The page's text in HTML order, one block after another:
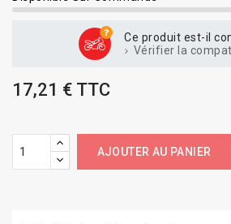
Ce produit est-il
Vérifier la
17,21 € TTC
AJOUTER AU PANIER